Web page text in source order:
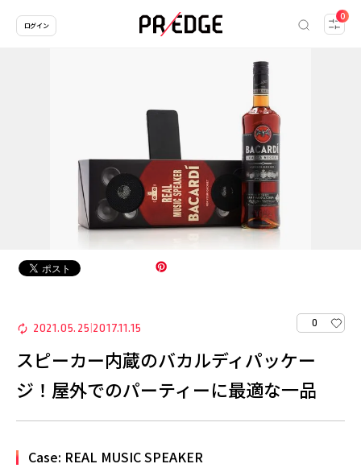
0
ログイン
2021.05.25 2017.11.15 0
スピーカー内蔵のバカルディパッケー
ジ！屋外でのパーティーに最適な一品
Case: REAL MUSIC SPEAKER